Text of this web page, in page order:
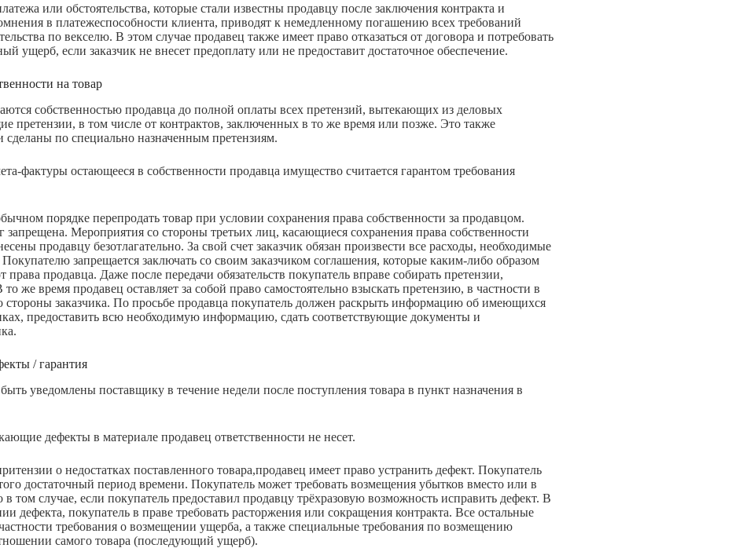
или обстоятельства, которые стали известны продавцу после заключения контракта и
в платежеспособности клиента, приводят к немедленному погашению всех требований
по векселю. В этом случае продавец также имеет право отказаться от договора и потребовать
ущерб, если заказчик не внесет предоплату или не предоставит достаточное обеспечение.
на товар
собственностью продавца до полной оплаты всех претензий, вытекающих из деловых
претензии, в том числе от контрактов, заключенных в то же время или позже. Это также
сделаны по специально назначенным претензиям.
фактуры остающееся в собственности продавца имущество считается гарантом требования
порядке перепродать товар при условии сохранения права собственности за продавцом.
запрещена. Мероприятия со стороны третьих лиц, касающиеся сохранения права собственности
продавцу безотлагательно. За свой счет заказчик обязан произвести все расходы, необходимые
запрещается заключать со своим заказчиком соглашения, которые каким-либо образом
продавца. Даже после передачи обязательств покупатель вправе собирать претензии,
же время продавец оставляет за собой право самостоятельно взыскать претензию, в частности в
стороны заказчика. По просьбе продавца покупатель должен раскрыть информацию об имеющихся
предоставить всю необходимую информацию, сдать соответствующие документы и
/ гарантия
уведомлены поставщику в течение недели после поступления товара в пункт назначения в
дефекты в материале продавец ответственности не несет.
о недостатках поставленного товара,продавец имеет право устранить дефект. Покупатель
достаточный период времени. Покупатель может требовать возмещения убытков вместо или в
в том случае, если покупатель предоставил продавцу трёхразовую возможность исправить дефект. В
дефекта, покупатель в праве требовать расторжения или сокращения контракта. Все остальные
требования о возмещении ущерба, а также специальные требования по возмещению
самого товара (последующий ущерб).